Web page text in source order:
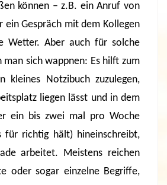
können – z.B. ein Anruf von
ein Gespräch mit dem Kollegen
Wetter. Aber auch für solche
man sich wappnen: Es hilft zum
kleines Notzibuch zuzulegen,
liegen lässt und in dem
ein bis zwei mal pro Woche
für richtig hält) hineinschreibt,
arbeitet. Meistens reichen
oder sogar einzelne Begriffe,